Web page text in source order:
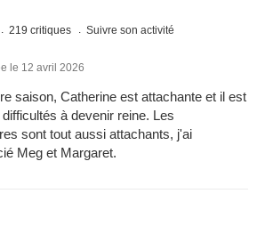
219 critiques Suivre son activité
le 12 avril 2026
saison, Catherine est attachante et il est
à devenir reine. Les
sont tout aussi attachants, j'ai
Meg et Margaret.